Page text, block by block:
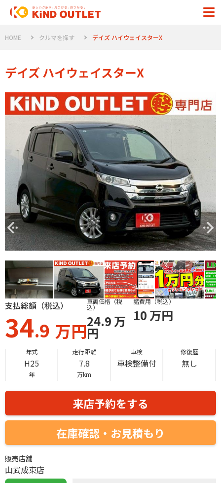
HOME クルマを探す デイズ ハイウェイスターX
デイズ ハイウェイスターX
支払総額（税込）
34.9 万円
車両価格（税
込）
24.9 万
円
諸費用（税込）
10 万円
年式
H25
年
走行距離
7.8
万km
車検
車検整備付
修復歴
無し
来店予約をする
在庫確認・お見積もり
販売店舗
山武成東店